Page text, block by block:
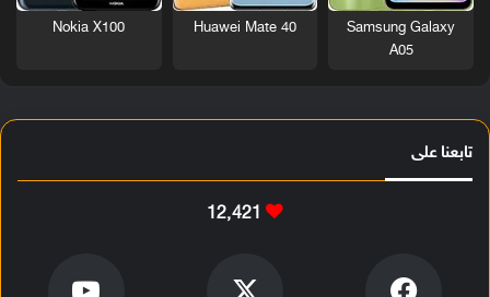
Samsung Galaxy
A05
Huawei Mate 40
Nokia X100
تابعنا على
12٬421